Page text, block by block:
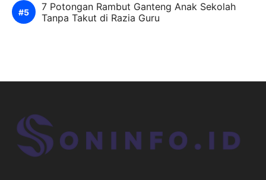
7 Potongan Rambut Ganteng Anak Sekolah
Tanpa Takut di Razia Guru